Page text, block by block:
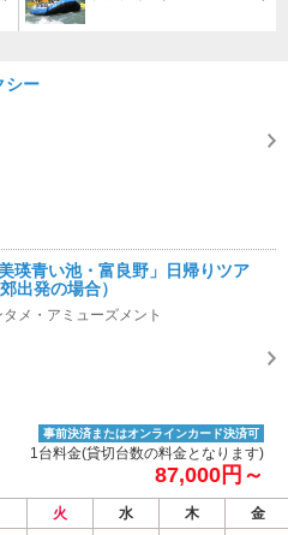
シー
瑛青い池・富良野」日帰りツア
出発の場合）
メ・アミューズメント
事前決済またはオンラインカード決済可
1台料金(貸切台数の料金となります)
87,000円～
火 水 木
金